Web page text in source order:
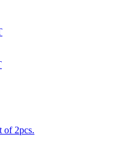
of 2pcs.